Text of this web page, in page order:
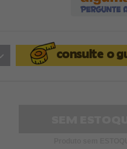
consulte o